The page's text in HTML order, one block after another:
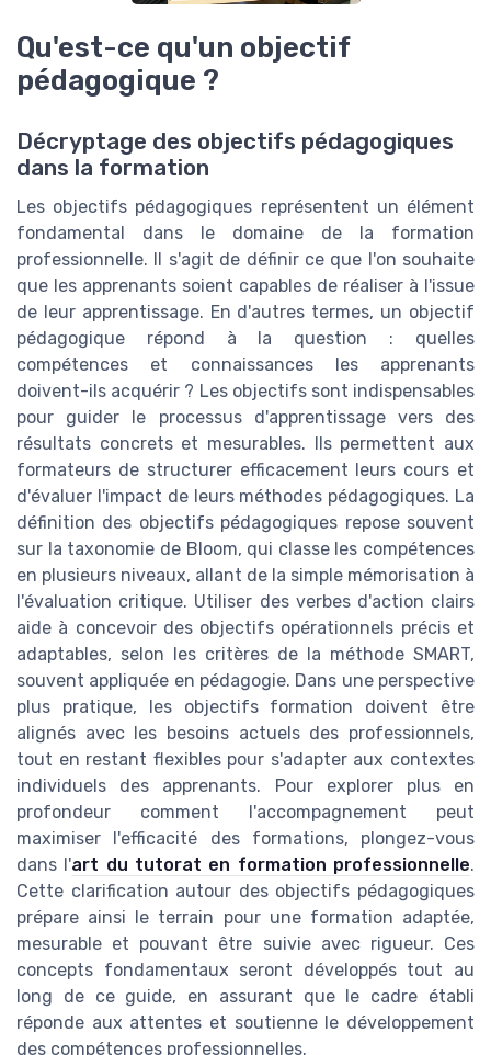
Qu'est-ce qu'un objectif
pédagogique ?
Décryptage des objectifs pédagogiques
dans la formation
Les objectifs pédagogiques représentent un élément
fondamental dans le domaine de la formation
professionnelle. Il s'agit de définir ce que l'on souhaite
que les apprenants soient capables de réaliser à l'issue
de leur apprentissage. En d'autres termes, un objectif
pédagogique répond à la question : quelles
compétences et connaissances les apprenants
doivent-ils acquérir ? Les objectifs sont indispensables
pour guider le processus d'apprentissage vers des
résultats concrets et mesurables. Ils permettent aux
formateurs de structurer efficacement leurs cours et
d'évaluer l'impact de leurs méthodes pédagogiques. La
définition des objectifs pédagogiques repose souvent
sur la taxonomie de Bloom, qui classe les compétences
en plusieurs niveaux, allant de la simple mémorisation à
l'évaluation critique. Utiliser des verbes d'action clairs
aide à concevoir des objectifs opérationnels précis et
adaptables, selon les critères de la méthode SMART,
souvent appliquée en pédagogie. Dans une perspective
plus pratique, les objectifs formation doivent être
alignés avec les besoins actuels des professionnels,
tout en restant flexibles pour s'adapter aux contextes
individuels des apprenants. Pour explorer plus en
profondeur comment l'accompagnement peut
maximiser l'efficacité des formations, plongez-vous
dans l'art du tutorat en formation professionnelle.
Cette clarification autour des objectifs pédagogiques
prépare ainsi le terrain pour une formation adaptée,
mesurable et pouvant être suivie avec rigueur. Ces
concepts fondamentaux seront développés tout au
long de ce guide, en assurant que le cadre établi
réponde aux attentes et soutienne le développement
des compétences professionnelles.